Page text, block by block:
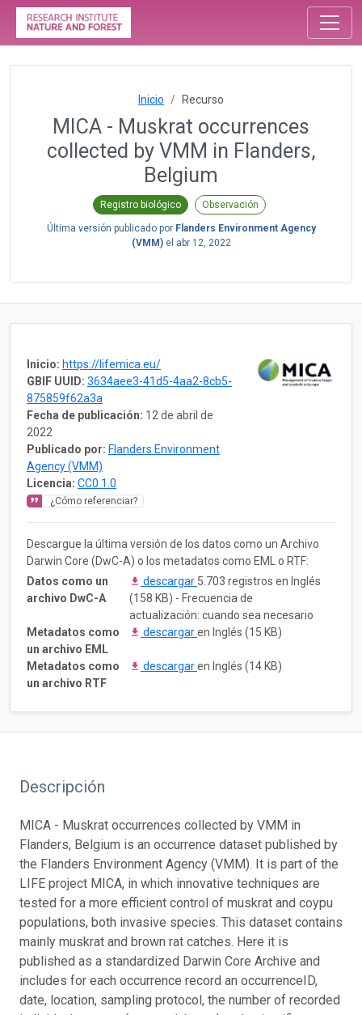
Inicio Recurso
MICA - Muskrat occurrences
collected by VMM in Flanders,
Belgium
Registro biológico Observación
Última versión publicado por Flanders Environment Agency
(VMM)el abr 12, 2022
Inicio: https://lifemica.eu/
GBIF UUID: 3634aee3-41d5-4aa2-8cb5-
875859f62a3a
Fecha de publicación: 12 de abril de
2022
Publicado por: Flanders Environment
Agency (VMM)
Licencia: CC0 1.0
¿Cómo referenciar?
Descargue la última versión de los datos como un Archivo
Darwin Core (DwC-A) o los metadatos como EML o RTF:
Datos como un
archivo DwC-A
descargar 5.703 registros en Inglés
(158 KB) - Frecuencia de
actualización: cuando sea necesario
Metadatos como
un archivo EML
descargaren Inglés (15 KB)
Metadatos como
un archivo RTF
descargaren Inglés (14 KB)
Descripción
MICA - Muskrat occurrences collected by VMM in
Flanders, Belgium is an occurrence dataset published by
the Flanders Environment Agency (VMM). It is part of the
LIFE project MICA, in which innovative techniques are
tested for a more efficient control of muskrat and coypu
populations, both invasive species. This dataset contains
mainly muskrat and brown rat catches. Here it is
published as a standardized Darwin Core Archive and
includes for each occurrence record an occurrenceID,
date, location, sampling protocol, the number of recorded